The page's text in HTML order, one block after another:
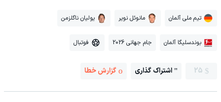
تیم ملی آلمان مانوئل نویر یولیان ناگلزمن
بوندسلیگا آلمان جام جهانی 2026 فوتبال
25 اشتراک گذاری گزارش خطا